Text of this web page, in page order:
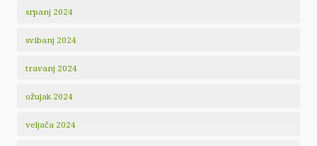
srpanj 2024
svibanj 2024
travanj 2024
ožujak 2024
veljača 2024